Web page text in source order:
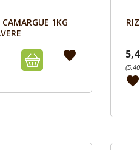
1KG
favorite
favorite